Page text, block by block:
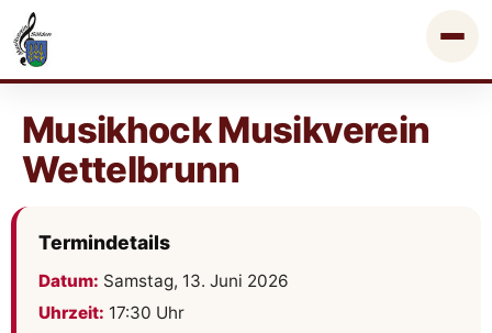
Musikhock Musikverein
Wettelbrunn
Termindetails
Datum: Samstag, 13. Juni 2026
Uhrzeit: 17:30 Uhr